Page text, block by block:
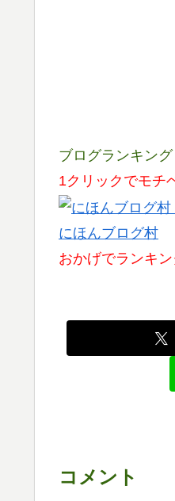
ブログランキング
1クリックでモチ
にほんブログ村
おかげでランキ
コメント